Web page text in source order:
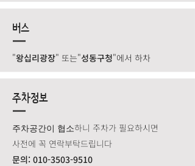
버스
"왕십리광장" 또는"성동구청"에서 하차
주차정보
​주차공간이 협소하니 주차가 필요하시면
​사전에 꼭 연락부탁드립니다
​문의: 010-3503-9510